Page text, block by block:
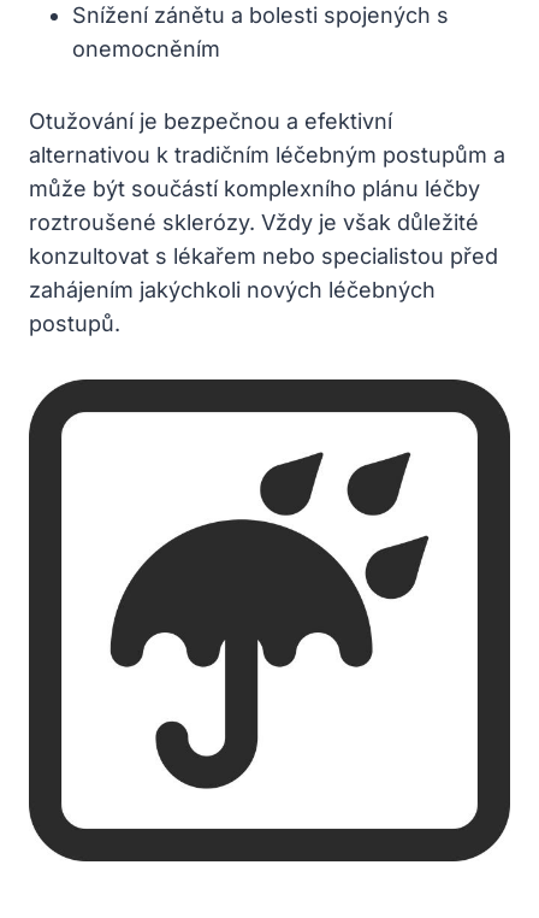
Snížení zánětu a bolesti spojených s
onemocněním
Otužování je bezpečnou a efektivní
alternativou k tradičním léčebným postupům a
může být součástí komplexního plánu léčby
roztroušené sklerózy. Vždy je však důležité
konzultovat s lékařem nebo specialistou před
zahájením jakýchkoli nových léčebných
postupů.